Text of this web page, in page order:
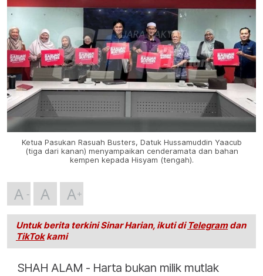
Ketua Pasukan Rasuah Busters, Datuk Hussamuddin Yaacub
(tiga dari kanan) menyampaikan cenderamata dan bahan
kempen kepada Hisyam (tengah).
A A A
Untuk berita terkini Sinar Harian, ikuti di Telegramdan
TikTokkami
SHAH ALAM - Harta bukan milik mutlak